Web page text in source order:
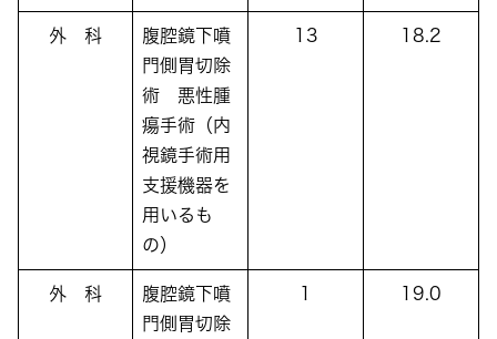
外 科
腹腔鏡下噴
門側胃切除
術 悪性腫
瘍手術（内
視鏡手術用
支援機器を
用いるも
の）
13 18.2
外 科
腹腔鏡下噴
門側胃切除
1 19.0